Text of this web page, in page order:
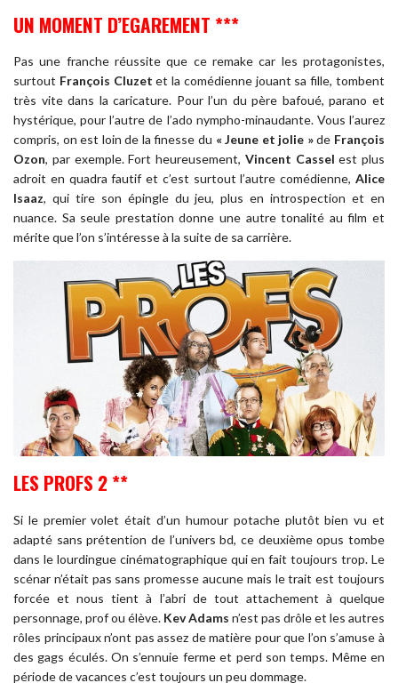
UN MOMENT D’EGAREMENT ***
Pas une franche réussite que ce remake car les protagonistes,
surtout François Cluzet et la comédienne jouant sa fille, tombent
très vite dans la caricature. Pour l’un du père bafoué, parano et
hystérique, pour l’autre de l’ado nympho-minaudante. Vous l’aurez
compris, on est loin de la finesse du « Jeune et jolie »de François
Ozon, par exemple. Fort heureusement, Vincent Cassel est plus
adroit en quadra fautif et c’est surtout l’autre comédienne, Alice
Isaaz, qui tire son épingle du jeu, plus en introspection et en
nuance. Sa seule prestation donne une autre tonalité au film et
mérite que l’on s’intéresse à la suite de sa carrière.
LES PROFS 2 **
Si le premier volet était d’un humour potache plutôt bien vu et
adapté sans prétention de l’univers bd, ce deuxième opus tombe
dans le lourdingue cinématographique qui en fait toujours trop. Le
scénar n’était pas sans promesse aucune mais le trait est toujours
forcée et nous tient à l’abri de tout attachement à quelque
personnage, prof ou élève. Kev Adams n’est pas drôle et les autres
rôles principaux n’ont pas assez de matière pour que l’on s’amuse à
des gags éculés. On s’ennuie ferme et perd son temps. Même en
période de vacances c’est toujours un peu dommage.